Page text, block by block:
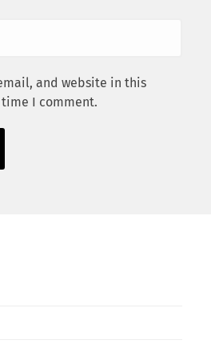
and website in this
I comment.